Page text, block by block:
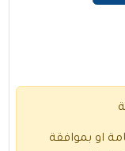
او بموافقة